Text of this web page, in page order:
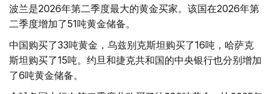
波兰是2026年第二季度最大的黄金买家。该国在2026年第
二季度增加了51吨黄金储备。
中国购买了33吨黄金，乌兹别克斯坦购买了16吨，哈萨克
斯坦购买了15吨。约旦和捷克共和国的中央银行也分别增加
了6吨黄金储备。